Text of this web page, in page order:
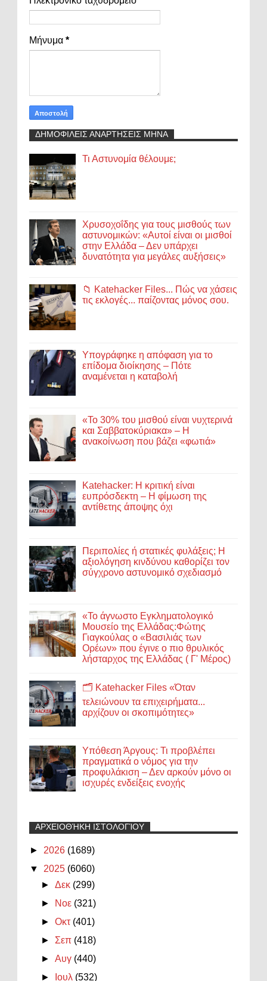
Μήνυμα *
ΔΗΜΟΦΙΛΕΙΣ ΑΝΑΡΤΗΣΕΙΣ ΜΗΝΑ
Τι Αστυνομία θέλουμε;
Χρυσοχοΐδης για τους μισθούς των
αστυνομικών: «Αυτοί είναι οι μισθοί
στην Ελλάδα – Δεν υπάρχει
δυνατότητα για μεγάλες αυξήσεις»
📁 Katehacker Files... Πώς να χάσεις
τις εκλογές... παίζοντας μόνος σου.
Υπογράφηκε η απόφαση για το
επίδομα διοίκησης – Πότε
αναμένεται η καταβολή
«Το 30% του μισθού είναι νυχτερινά
και Σαββατοκύριακα» – Η
ανακοίνωση που βάζει «φωτιά»
Katehacker: Η κριτική είναι
ευπρόσδεκτη – Η φίμωση της
αντίθετης άποψης όχι
Περιπολίες ή στατικές φυλάξεις; Η
αξιολόγηση κινδύνου καθορίζει τον
σύγχρονο αστυνομικό σχεδιασμό
«Το άγνωστο Εγκληματολογικό
Μουσείο της Ελλάδας:Φώτης
Γιαγκούλας ο «Βασιλιάς των
Ορέων» που έγινε ο πιο θρυλικός
λήσταρχος της Ελλάδας ( Γ' Μέρος)
🗂️ Katehacker Files «Όταν
τελειώνουν τα επιχειρήματα...
αρχίζουν οι σκοπιμότητες»
Υπόθεση Άργους: Τι προβλέπει
πραγματικά ο νόμος για την
προφυλάκιση – Δεν αρκούν μόνο οι
ισχυρές ενδείξεις ενοχής
ΑΡΧΕΙΟΘΉΚΗ ΙΣΤΟΛΟΓΊΟΥ
► 2026 (1689)
▼ 2025 (6060)
►Δεκ (299)
►
Νοε (321)
►Οκτ (401)
► Σεπ (418)
►Αυγ (440)
►
Ιουλ (532)